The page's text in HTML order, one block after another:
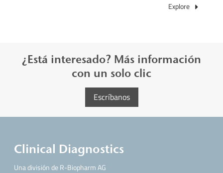
Explore
¿Está interesado? Más información
con un solo clic
Escríbanos
Clinical Diagnostics
Una división de R-Biopharm AG